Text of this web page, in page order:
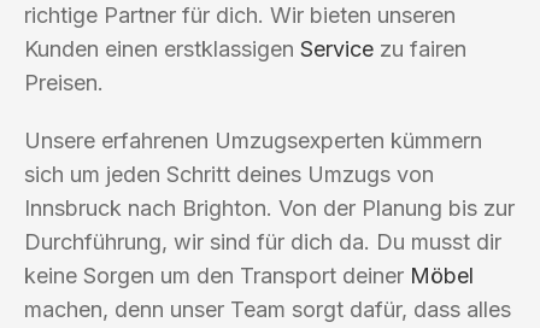
richtige Partner für dich. Wir bieten unseren
Kunden einen erstklassigen Service zu fairen
Preisen.
Unsere erfahrenen Umzugsexperten kümmern
sich um jeden Schritt deines Umzugs von
Innsbruck nach Brighton. Von der Planung bis zur
Durchführung, wir sind für dich da. Du musst dir
keine Sorgen um den Transport deiner Möbel
machen, denn unser Team sorgt dafür, dass alles